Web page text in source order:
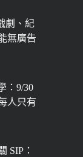
劇、紀
無廣告
：9/30
人只有
SIP：